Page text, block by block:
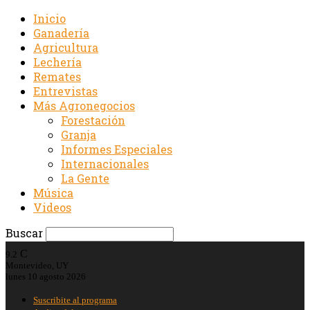
Inicio
Ganadería
Agricultura
Lechería
Remates
Entrevistas
Más Agronegocios
Forestación
Granja
Informes Especiales
Internacionales
La Gente
Música
Videos
Buscar
9.2 C
Montevideo, UY
lunes 10 agosto 2026
Suscribite al programa